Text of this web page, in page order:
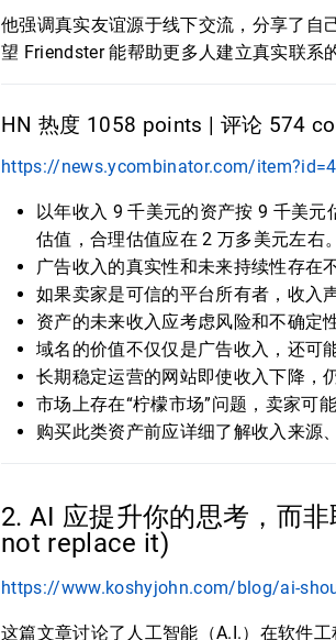
他强调真实友谊源于线下交流，分享了自
望 Friendster 能帮助更多人建立真实联系
HN 热度 1058 points | 评论 574
https://news.ycombinator.com/
以年收入 9 千美元的资产按 9 千美
估值，合理估值应在 2 万多美元左右。
广告收入的真实性和未来持续性存在
如果卖家是可信的平台所有者，收入
资产的未来收入应考虑风险和不确定
域名的价值不仅仅是广告收入，还可
长期稳定运营的网站即使收入下降，
市场上存在“柠檬市场”问题，卖家可
购买此类资产前应详细了解收入来源
2. AI 应提升你的思考，而
not replace it)
https://www.koshyjohn.com/blog/ai-
这篇文章讨论了人工智能（A.I.）在软件